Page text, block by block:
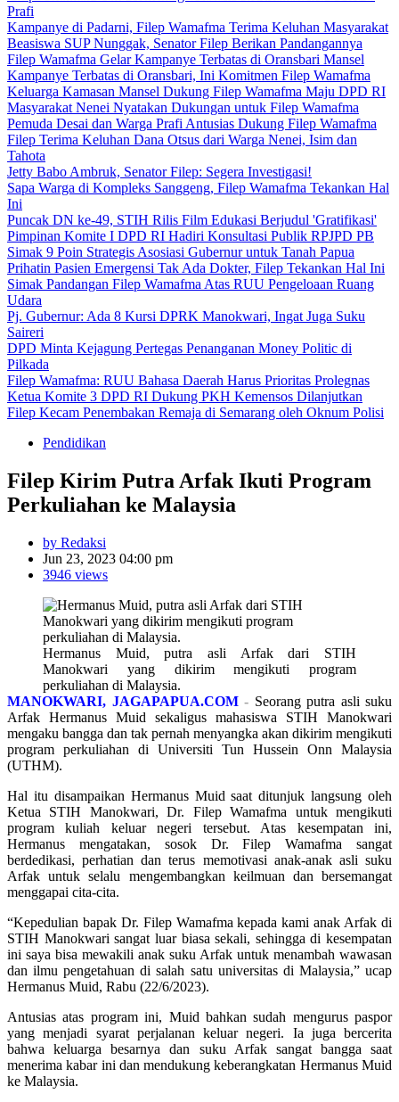
Prafi
Kampanye di Padarni, Filep Wamafma Terima Keluhan Masyarakat
Beasiswa SUP Nunggak, Senator Filep Berikan Pandangannya
Filep Wamafma Gelar Kampanye Terbatas di Oransbari Mansel
Kampanye Terbatas di Oransbari, Ini Komitmen Filep Wamafma
Keluarga Kamasan Mansel Dukung Filep Wamafma Maju DPD RI
Masyarakat Nenei Nyatakan Dukungan untuk Filep Wamafma
Pemuda Desai dan Warga Prafi Antusias Dukung Filep Wamafma
Filep Terima Keluhan Dana Otsus dari Warga Nenei, Isim dan
Tahota
Jetty Babo Ambruk, Senator Filep: Segera Investigasi!
Sapa Warga di Kompleks Sanggeng, Filep Wamafma Tekankan Hal
Ini
Puncak DN ke-49, STIH Rilis Film Edukasi Berjudul 'Gratifikasi'
Pimpinan Komite I DPD RI Hadiri Konsultasi Publik RPJPD PB
Simak 9 Poin Strategis Asosiasi Gubernur untuk Tanah Papua
Prihatin Pasien Emergensi Tak Ada Dokter, Filep Tekankan Hal Ini
Simak Pandangan Filep Wamafma Atas RUU Pengeloaan Ruang
Udara
Pj. Gubernur: Ada 8 Kursi DPRK Manokwari, Ingat Juga Suku
Saireri
DPD Minta Kejagung Pertegas Penanganan Money Politic di
Pilkada
Filep Wamafma: RUU Bahasa Daerah Harus Prioritas Prolegnas
Ketua Komite 3 DPD RI Dukung PKH Kemensos Dilanjutkan
Filep Kecam Penembakan Remaja di Semarang oleh Oknum Polisi
Pendidikan
Filep Kirim Putra Arfak Ikuti Program
Perkuliahan ke Malaysia
by Redaksi
Jun 23, 2023 04:00 pm
3946 views
Hermanus Muid, putra asli Arfak dari STIH
Manokwari yang dikirim mengikuti program
perkuliahan di Malaysia.
MANOKWARI, JAGAPAPUA.COM- Seorang putra asli suku
Arfak Hermanus Muid sekaligus mahasiswa STIH Manokwari
mengaku bangga dan tak pernah menyangka akan dikirim mengikuti
program perkuliahan di Universiti Tun Hussein Onn Malaysia
(UTHM).
Hal itu disampaikan Hermanus Muid saat ditunjuk langsung oleh
Ketua STIH Manokwari, Dr. Filep Wamafma untuk mengikuti
program kuliah keluar negeri tersebut. Atas kesempatan ini,
Hermanus mengatakan, sosok Dr. Filep Wamafma sangat
berdedikasi, perhatian dan terus memotivasi anak-anak asli suku
Arfak untuk selalu mengembangkan keilmuan dan bersemangat
menggapai cita-cita.
“Kepedulian bapak Dr. Filep Wamafma kepada kami anak Arfak di
STIH Manokwari sangat luar biasa sekali, sehingga di kesempatan
ini saya bisa mewakili anak suku Arfak untuk menambah wawasan
dan ilmu pengetahuan di salah satu universitas di Malaysia,” ucap
Hermanus Muid, Rabu (22/6/2023).
Antusias atas program ini, Muid bahkan sudah mengurus paspor
yang menjadi syarat perjalanan keluar negeri. Ia juga bercerita
bahwa keluarga besarnya dan suku Arfak sangat bangga saat
menerima kabar ini dan mendukung keberangkatan Hermanus Muid
ke Malaysia.